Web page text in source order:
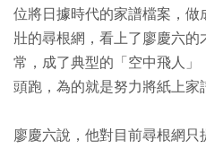
位將日據時代的家譜檔案，
壯的尋根網，看上了廖慶六
常，成了典型的「空中飛人
頭跑，為的就是努力將紙上家
廖慶六說，他對目前尋根網